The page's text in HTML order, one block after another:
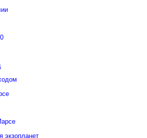
экзопланет